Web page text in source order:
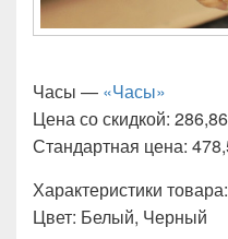
Часы — «Часы»
Цена со скидкой:
Стандартная цена:
Характеристики товара:
Цвет: Белый, Черный